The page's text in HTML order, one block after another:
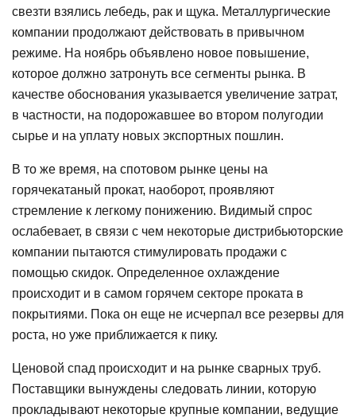
свезти взялись лебедь, рак и щука. Металлургические
компании продолжают действовать в привычном
режиме. На ноябрь объявлено новое повышение,
которое должно затронуть все сегменты рынка. В
качестве обоснования указывается увеличение затрат,
в частности, на подорожавшее во втором полугодии
сырье и на уплату новых экспортных пошлин.
В то же время, на спотовом рынке цены на
горячекатаный прокат, наоборот, проявляют
стремление к легкому понижению. Видимый спрос
ослабевает, в связи с чем некоторые дистрибьюторские
компании пытаются стимулировать продажи с
помощью скидок. Определенное охлаждение
происходит и в самом горячем секторе проката в
покрытиями. Пока он еще не исчерпал все резервы для
роста, но уже приближается к пику.
Ценовой спад происходит и на рынке сварных труб.
Поставщики вынуждены следовать линии, которую
прокладывают некоторые крупные компании, ведущие